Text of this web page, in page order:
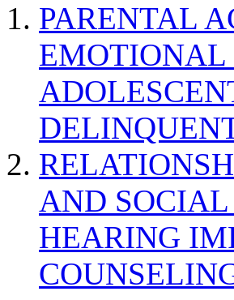
PARENTAL
AND
HEARING